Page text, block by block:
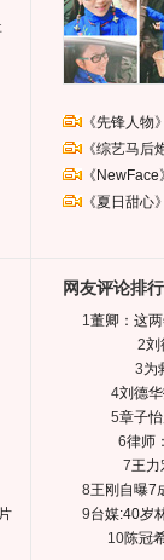
《先锋人
《综艺马
《
《夏日甜
网友评论排行
1董卿：这
2刘
3为
4刘德
5章子
6律师
7王力
8王刚自曝7
9台媒:40岁
10陈冠